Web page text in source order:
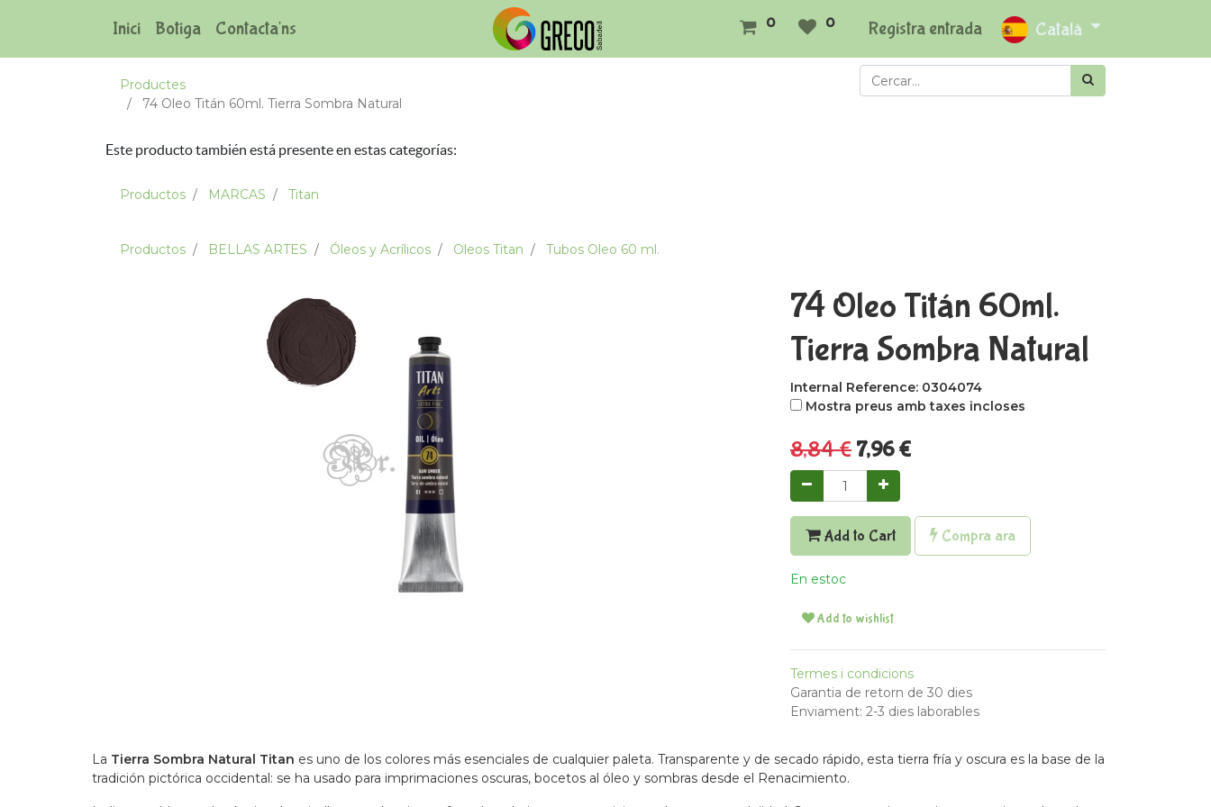
Inici Botiga Contacta'ns 0 0 Registra entrada Català
Productes
74 Oleo Titán 60ml. Tierra Sombra Natural
Este producto también está presente en estas categorías:
Productos MARCAS Titan
Productos BELLAS ARTES Óleos y Acrílicos Oleos Titan Tubos Oleo 60 ml.
74 Oleo Titán 60ml.
Tierra Sombra Natural
Internal Reference: 0304074
Mostra preus amb taxes incloses
8,84€ 7,96€
Add to Cart Compra ara
En estoc
Add to wishlist
Termes i condicions
Garantia de retorn de 30 dies
Enviament: 2-3 dies laborables
La Tierra Sombra Natural Titan es uno de los colores más esenciales de cualquier paleta. Transparente y de secado rápido, esta tierra fría y oscura es la base de la
tradición pictórica occidental: se ha usado para imprimaciones oscuras, bocetos al óleo y sombras desde el Renacimiento.